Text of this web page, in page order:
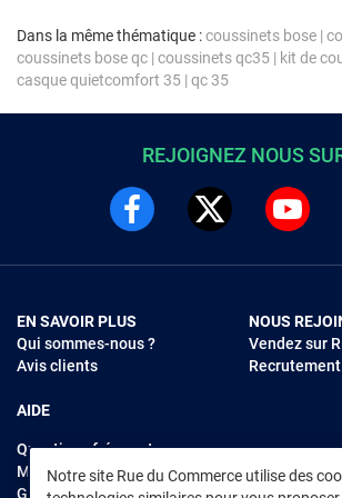
Dans la même thématique :coussinets bose |
coussinets bose qc | coussinets qc35 | kit de
casque quietcomfort 35 | qc 35
Notre site Rue du Commerce utilise des
REJOIGNEZ NOUS
EN SAVOIR PLUS
Qui sommes-nous ?
Avis clients
AIDE
Questions fréquentes
Modes de règlements
Garantie et retours
NOUS
Vendez sur
Recrutement